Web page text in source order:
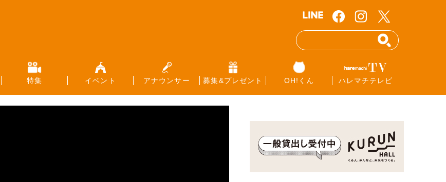
特集 イベント アナウンサー 募集&プレゼント OH!くん ハレマチテレビ